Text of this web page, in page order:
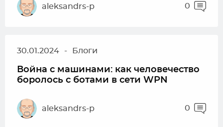
aleksandrs-p 0
30.01.2024 - Блоги
Война с машинами: как человечество
боролось с ботами в сети WPN
aleksandrs-p 0